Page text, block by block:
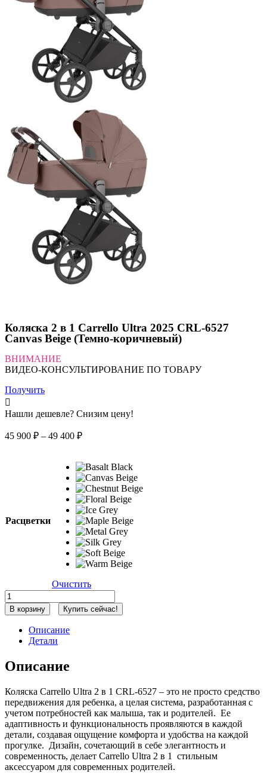
Коляска 2 в 1 Carrello Ultra 2025 CRL-6527
Canvas Beige (Темно-коричневый)
ВНИМАНИЕ
ВИДЕО-КОНСУЛЬТИРОВАНИЕ ПО ТОВАРУ
Получить
Нашли дешевле? Снизим цену!
45 900 ₽ – 49 400 ₽Диапазон
900 ₽
–
49
400 ₽
Расцветки
Очистить
Количество
товара
Коляска
Carrello
Ultra
CRL-
6527
Canvas
Beige
(Темно-
коричневый)
В корзину Купить сейчас!
Описание
Детали
Описание
Коляска Carrello Ultra 2 в 1 CRL-6527 – это не просто средство
передвижения для ребенка, а целая система, разработанная с
учетом потребностей как малыша, так и родителей. Ее
адаптивность и функциональность проявляются в каждой
детали, создавая ощущение комфорта и удобства на каждой
прогулке. Дизайн, сочетающий в себе элегантность и
современность, делает Carrello Ultra 2 в 1 стильным
аксессуаром для современных родителей.